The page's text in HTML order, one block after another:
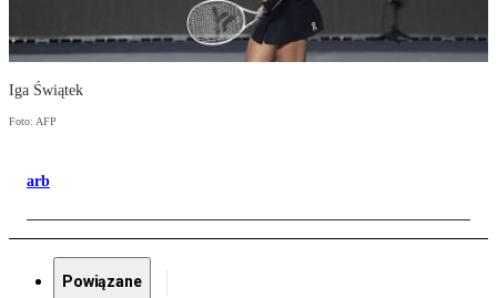
Iga Świątek
Foto: AFP
arb
Powiązane